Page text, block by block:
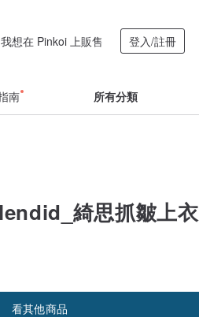
我想在 Pinkoi 上販售 登入/註冊
南 所有分類
綺思抓皺上衣
看其他商品